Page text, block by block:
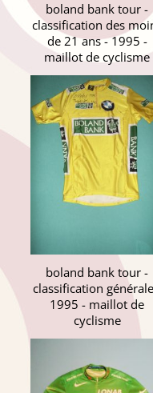
boland bank tour -
classification des
de 21 ans - 1995 -
maillot de cyclisme
boland bank tour -
classification
1995 - maillot de
cyclisme